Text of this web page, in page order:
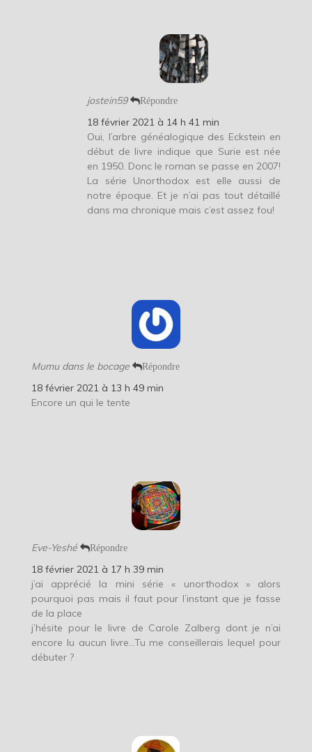
jostein59 Répondre
18 février 2021 à 14 h 41 min
Oui, l’arbre généalogique des Eckstein en
début de livre indique que Surie est née
en 1950. Donc le roman se passe en 2007!
La série Unorthodox est elle aussi de
notre époque. Et je n’ai pas tout détaillé
dans ma chronique mais c’est assez fou!
Mumu dans le bocage Répondre
18 février 2021 à 13 h 49 min
Encore un qui le tente
Eve-Yeshé Répondre
18 février 2021 à 17 h 39 min
j’ai apprécié la mini série « unorthodox » alors
pourquoi pas mais il faut pour l’instant que je fasse
de la place
j’hésite pour le livre de Carole Zalberg dont je n’ai
encore lu aucun livre…Tu me conseillerais lequel pour
débuter ?